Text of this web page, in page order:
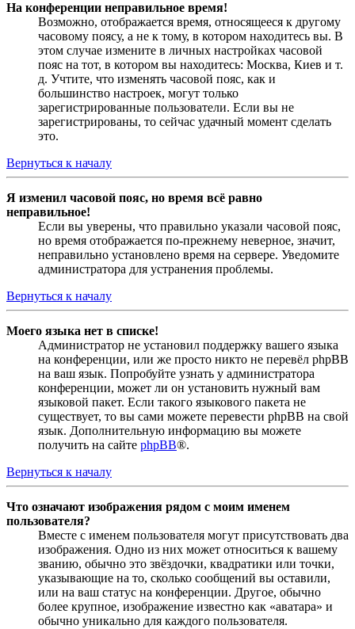
На конференции неправильное время!
Возможно, отображается время, относящееся к другому
часовому поясу, а не к тому, в котором находитесь вы. В
этом случае измените в личных настройках часовой
пояс на тот, в котором вы находитесь: Москва, Киев и т.
д. Учтите, что изменять часовой пояс, как и
большинство настроек, могут только
зарегистрированные пользователи. Если вы не
зарегистрированы, то сейчас удачный момент сделать
это.
Вернуться к началу
Я изменил часовой пояс, но время всё равно
неправильное!
Если вы уверены, что правильно указали часовой пояс,
но время отображается по-прежнему неверное, значит,
неправильно установлено время на сервере. Уведомите
администратора для устранения проблемы.
Вернуться к началу
Моего языка нет в списке!
Администратор не установил поддержку вашего языка
на конференции, или же просто никто не перевёл phpBB
на ваш язык. Попробуйте узнать у администратора
конференции, может ли он установить нужный вам
языковой пакет. Если такого языкового пакета не
существует, то вы сами можете перевести phpBB на свой
язык. Дополнительную информацию вы можете
получить на сайте phpBB®.
Вернуться к началу
Что означают изображения рядом с моим именем
пользователя?
Вместе с именем пользователя могут присутствовать два
изображения. Одно из них может относиться к вашему
званию, обычно это звёздочки, квадратики или точки,
указывающие на то, сколько сообщений вы оставили,
или на ваш статус на конференции. Другое, обычно
более крупное, изображение известно как «аватара» и
обычно уникально для каждого пользователя.